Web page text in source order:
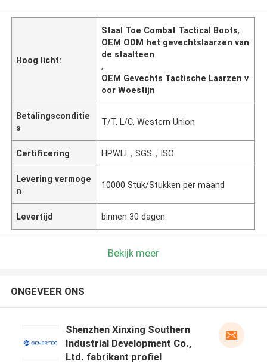
Hoog licht:
Staal Toe Combat Tactical Boots,
OEM ODM het gevechtslaarzen van
de staalteen
,
OEM Gevechts Tactische Laarzen v
oor Woestijn
Betalingsconditie
s
T/T, L/C, Western Union
Certificering HPWLI，SGS，ISO
Levering vermoge
n
10000 Stuk/Stukken per maand
Levertijd binnen 30 dagen
Bekijk meer
ONGEVEER ONS
Shenzhen Xinxing Southern
Industrial Development Co.,
Ltd. fabrikant profiel